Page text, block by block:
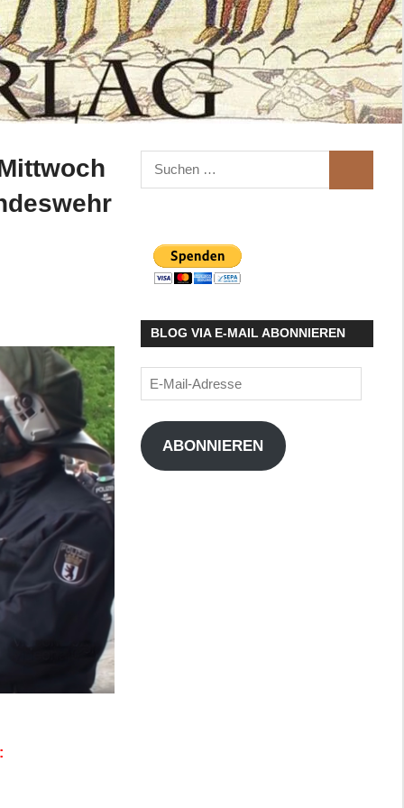
Suchen
nach:
BLOG VIA E-MAIL ABONNIEREN
E-
Mail-
Adresse
ABONNIEREN